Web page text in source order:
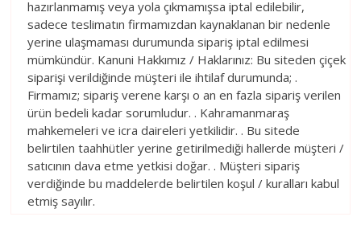
hazırlanmamış veya yola çıkmamışsa iptal edilebilir,
sadece teslimatın firmamızdan kaynaklanan bir nedenle
yerine ulaşmaması durumunda sipariş iptal edilmesi
mümkündür. Kanuni Hakkımız / Haklarınız: Bu siteden çiçek
siparişi verildiğinde müşteri ile ihtilaf durumunda; .
Firmamız; sipariş verene karşı o an en fazla sipariş verilen
ürün bedeli kadar sorumludur. . Kahramanmaraş
mahkemeleri ve icra daireleri yetkilidir. . Bu sitede
belirtilen taahhütler yerine getirilmediği hallerde müşteri /
satıcının dava etme yetkisi doğar. . Müşteri sipariş
verdiğinde bu maddelerde belirtilen koşul / kuralları kabul
etmiş sayılır.